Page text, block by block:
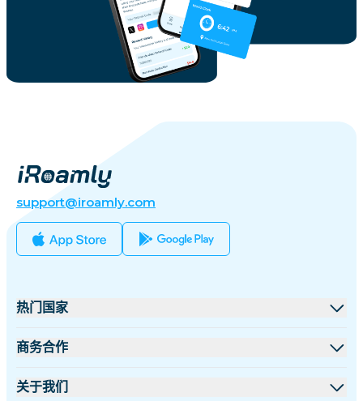
support@iroamly.com
热门国家
美国
商务合作
批发平台
关于我们